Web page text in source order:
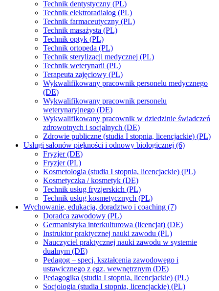
Technik dentystyczny (PL)
Technik elektroradialog (PL)
Technik farmaceutyczny (PL)
Technik masażysta (PL)
Technik optyk (PL)
Technik ortopeda (PL)
Technik sterylizacji medycznej (PL)
Technik weterynarii (PL)
Terapeuta zajęciowy (PL)
Wykwalifikowany pracownik personelu medycznego
(DE)
Wykwalifikowany pracownik personelu
weterynaryjnego (DE)
Wykwalifikowany pracownik w dziedzinie świadczeń
zdrowotnych i socjalnych (DE)
Zdrowie publiczne (studia I stopnia, licencjackie) (PL)
Usługi salonów piękności i odnowy biologicznej (6)
Fryzjer (DE)
Fryzjer (PL)
Kosmetologia (studia I stopnia, licencjackie) (PL)
Kosmetyczka / kosmetyk (DE)
Technik usług fryzjerskich (PL)
Technik usług kosmetycznych (PL)
Wychowanie, edukacja, doradztwo i coaching (7)
Doradca zawodowy (PL)
Germanistyka interkulturowa (licencjat) (DE)
Instruktor praktycznej nauki zawodu (PL)
Nauczyciel praktycznej nauki zawodu w systemie
dualnym (DE)
Pedagog – specj. kształcenia zawodowego i
ustawicznego z egz. wewnętrznym (DE)
Pedagogika (studia I stopnia, licencjackie) (PL)
Socjologia (studia I stopnia, licencjackie) (PL)